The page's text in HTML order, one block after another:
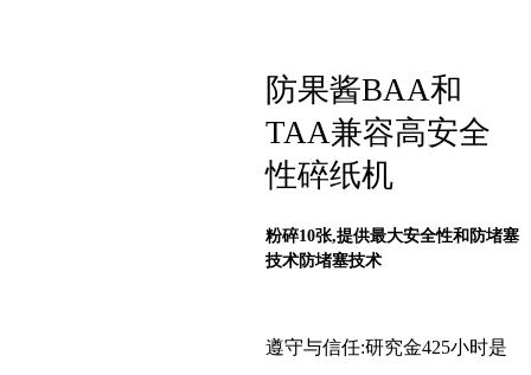
防果酱BAA和
TAA兼容高安全
性碎纸机
粉碎10张,提供最大安全性和防堵塞
技术防堵塞技术
遵守与信任:研究金425小时是